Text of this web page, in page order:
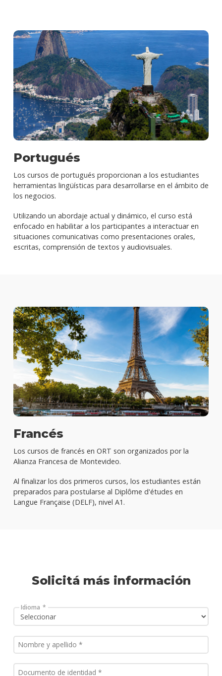
Portugués
Los cursos de portugués proporcionan a los estudiantes
herramientas lingüísticas para desarrollarse en el ámbito de
los negocios.
Utilizando un abordaje actual y dinámico, el curso está
enfocado en habilitar a los participantes a interactuar en
situaciones comunicativas como presentaciones orales,
escritas, comprensión de textos y audiovisuales.
Francés
Los cursos de francés en ORT son organizados por la
Alianza Francesa de Montevideo.
Al finalizar los dos primeros cursos, los estudiantes están
preparados para postularse al Diplôme d'études en
Langue Française (DELF), nivel A1.
Solicitá más información
Idioma